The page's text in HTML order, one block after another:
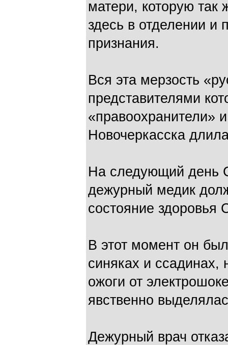
матери, которую так
здесь в отделении и
признания.
Вся эта мерзость
представителями
«правоохранители»
Новочеркасска
На следующий день
дежурный медик
состояние здоровья
В этот момент он
синяках и
ожоги от
явственно
Дежурный врач